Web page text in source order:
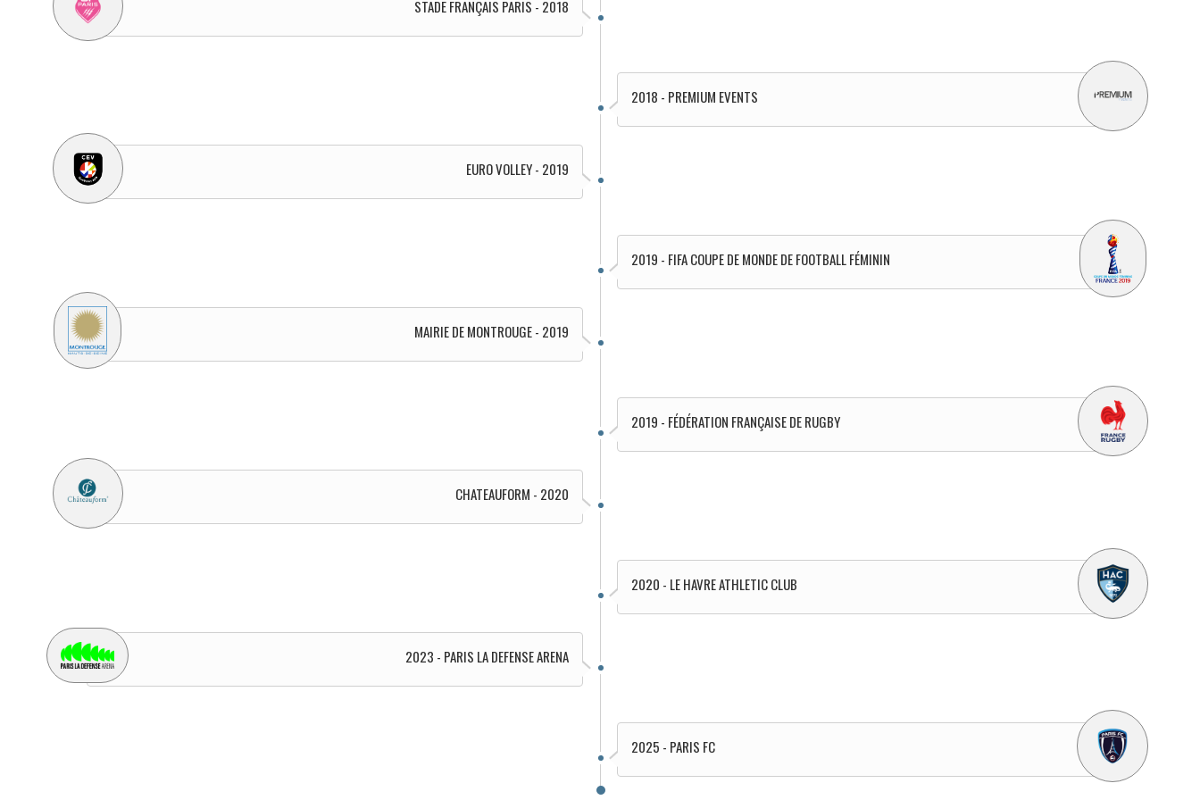
STADE FRANÇAIS PARIS - 2018
2018 - PREMIUM EVENTS
EURO VOLLEY - 2019
2019 - FIFA COUPE DE MONDE DE FOOTBALL FÉMININ
MAIRIE DE MONTROUGE - 2019
2019 - FÉDÉRATION FRANÇAISE DE RUGBY
CHATEAUFORM - 2020
2020 - LE HAVRE ATHLETIC CLUB
2023 - PARIS LA DEFENSE ARENA
2025 - PARIS FC